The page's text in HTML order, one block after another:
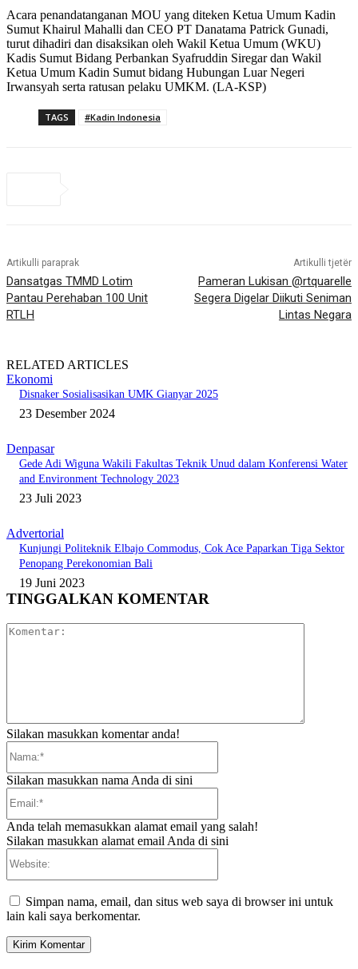
Acara penandatanganan MOU yang diteken Ketua Umum Kadin
Sumut Khairul Mahalli dan CEO PT Danatama Patrick Gunadi,
turut dihadiri dan disaksikan oleh Wakil Ketua Umum (WKU)
Kadis Sumut Bidang Perbankan Syafruddin Siregar dan Wakil
Ketua Umum Kadin Sumut bidang Hubungan Luar Negeri
Irwansyah serta ratusan pelaku UMKM. (LA-KSP)
TAGS #Kadin Indonesia
Artikulli paraprak
Dansatgas TMMD Lotim
Pantau Perehaban 100 Unit
RTLH
Artikulli tjetër
Pameran Lukisan @rtquarelle
Segera Digelar Diikuti Seniman
Lintas Negara
RELATED ARTICLES
Ekonomi
Disnaker Sosialisasikan UMK Gianyar 2025
23 Desember 2024
Denpasar
Gede Adi Wiguna Wakili Fakultas Teknik Unud dalam Konferensi Water
and Environment Technology 2023
23 Juli 2023
Advertorial
Kunjungi Politeknik Elbajo Commodus, Cok Ace Paparkan Tiga Sektor
Penopang Perekonomian Bali
19 Juni 2023
TINGGALKAN KOMENTAR
Silakan masukkan komentar anda!
Silakan masukkan nama Anda di sini
Anda telah memasukkan alamat email yang salah!
Silakan masukkan alamat email Anda di sini
Simpan nama, email, dan situs web saya di browser ini untuk
lain kali saya berkomentar.